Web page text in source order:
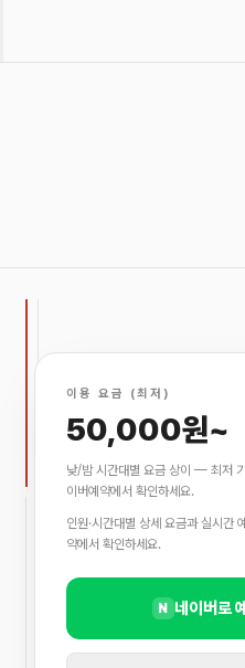
이용 요금 (최저)
50,000원~
낮/밤 시간대별 요금 상이 — 최저
이버예약에서 확인하세요.
인원·시간대별 상세 요금과 실시간
약에서 확인하세요.
N 네이버로